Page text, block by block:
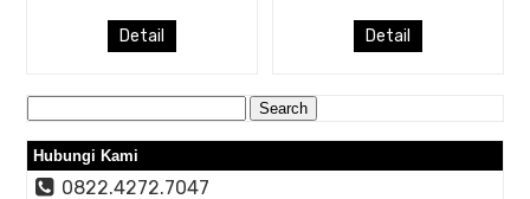
Detail Detail
Search
for:
Hubungi Kami
0822.4272.7047